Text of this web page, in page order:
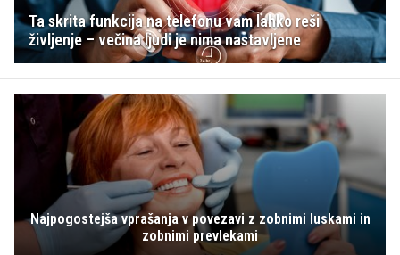
Ta skrita funkcija na telefonu vam lahko reši
življenje – večina ljudi je nima nastavljene
Najpogostejša vprašanja v povezavi z zobnimi luskami in
zobnimi prevlekami